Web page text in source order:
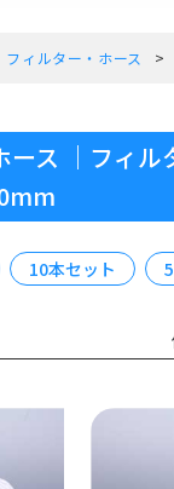
フィルター・ホース
ース ｜フィル
10本セット